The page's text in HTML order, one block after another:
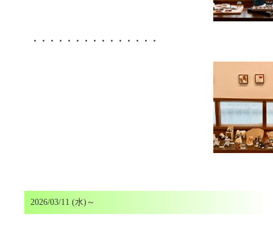
・・・・・・・・・・・・・・・
2026/03/11 (水)～